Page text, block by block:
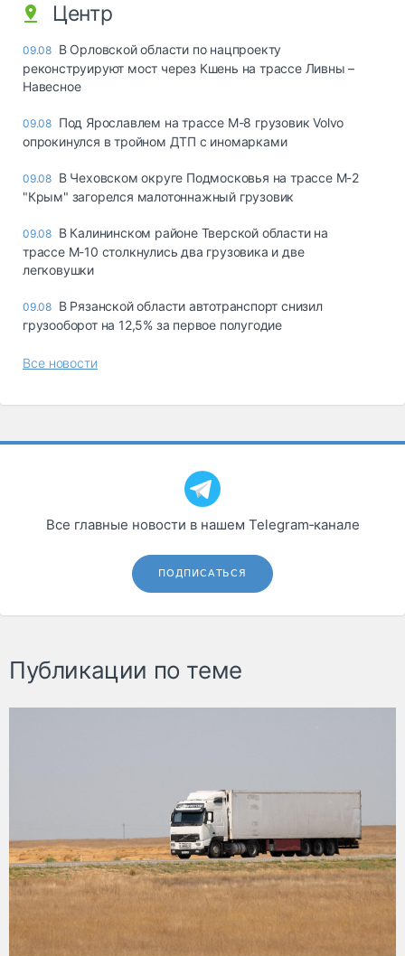
Центр
09.08 В Орловской области по нацпроекту
реконструируют мост через Кшень на трассе Ливны –
Навесное
09.08 Под Ярославлем на трассе М-8 грузовик Volvo
опрокинулся в тройном ДТП с иномарками
09.08 В Чеховском округе Подмосковья на трассе М-2
"Крым" загорелся малотоннажный грузовик
09.08 В Калининском районе Тверской области на
трассе М-10 столкнулись два грузовика и две
легковушки
09.08 В Рязанской области автотранспорт снизил
грузооборот на 12,5% за первое полугодие
Все новости
Все главные новости в нашем Telegram‑канале
ПОДПИСАТЬСЯ
Публикации по теме